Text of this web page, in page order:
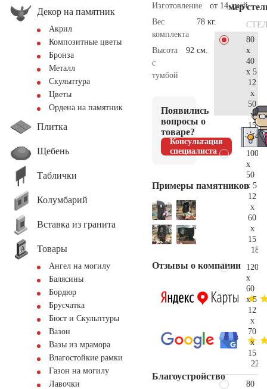
Декор на памятник
Акрил
Композитные цветы
Бронза
Металл
Скульптура
Цветы
Ордена на памятник
Плитка
Щебень
Таблички
Колумбарий
Вставка из гранита
Товары
Ангел на могилу
Балясины
Бордюр
Брусчатка
Бюст и Скульптуры
Вазон
Вазы из мрамора
Влагостойкие рамки
Газон на могилу
Лавочки
Изготовление
от 14 дней
Вес
комплекта
78 кг.
Высота
с
тумбой
92 см.
Появились
вопросы о
товаре?
Консультация
специалиста
Примеры памятников
Отзывы о компании
Благоустройство
Размер
80
x
40
x 5
12
x
50
x
15
100
x
50
x 5
12
x
60
x
15
120
x
60
x 5
12
x
70
x
15
80